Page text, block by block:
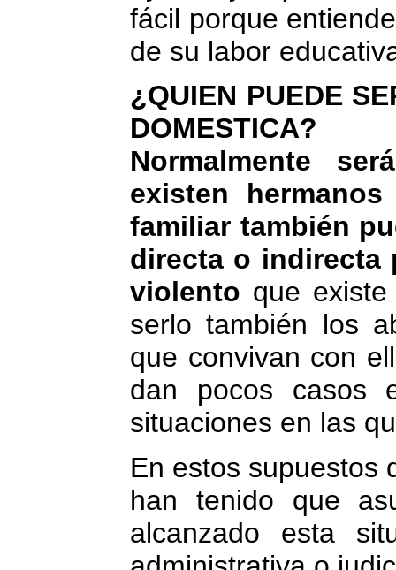
fácil porque
de su labor
¿QUIEN PUEDE
DOMESTICA?
Normalmente
existen
familiar también
directa o indirecta
violento que
serlo también los
que convivan con
dan pocos casos
situaciones en las
En estos supuestos
han tenido que
alcanzado esta